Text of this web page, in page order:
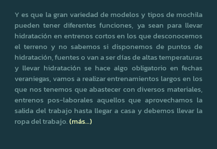
Y es que la gran variedad de modelos y tipos de mochila
pueden tener diferentes funciones, ya sean para llevar
hidratación en entrenos cortos en los que desconocemos
el terreno y no sabemos si disponemos de puntos de
hidratación, fuentes o van a ser días de altas temperaturas
y llevar hidratación se hace algo obligatorio en fechas
veraniegas, vamos a realizar entrenamientos largos en los
que nos tenemos que abastecer con diversos materiales,
entrenos pos-laborales aquellos que aprovechamos la
salida del trabajo hasta llegar a casa y debemos llevar la
ropa del trabajo.(más…)